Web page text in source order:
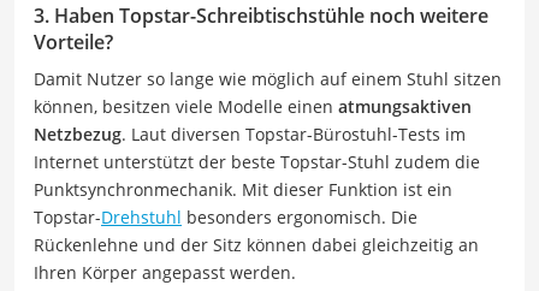
3. Haben Topstar-Schreibtischstühle noch weitere
Vorteile?
Damit Nutzer so lange wie möglich auf einem Stuhl sitzen
können, besitzen viele Modelle einen atmungsaktiven
Netzbezug. Laut diversen Topstar-Bürostuhl-Tests im
Internet unterstützt der beste Topstar-Stuhl zudem die
Punktsynchronmechanik. Mit dieser Funktion ist ein
Topstar-Drehstuhl besonders ergonomisch. Die
Rückenlehne und der Sitz können dabei gleichzeitig an
Ihren Körper angepasst werden.